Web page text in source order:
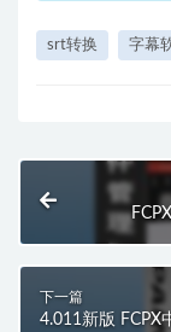
srt转换 字幕
下一篇
4.011新版 FCPX